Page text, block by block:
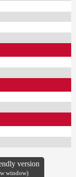
version
window)